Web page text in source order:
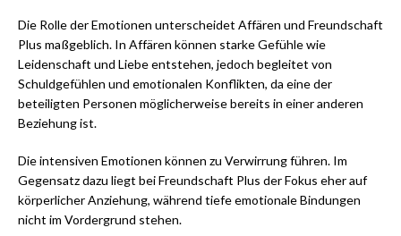
Die Rolle der Emotionen unterscheidet Affären und Freundschaft
Plus maßgeblich. In Affären können starke Gefühle wie
Leidenschaft und Liebe entstehen, jedoch begleitet von
Schuldgefühlen und emotionalen Konflikten, da eine der
beteiligten Personen möglicherweise bereits in einer anderen
Beziehung ist.
Die intensiven Emotionen können zu Verwirrung führen. Im
Gegensatz dazu liegt bei Freundschaft Plus der Fokus eher auf
körperlicher Anziehung, während tiefe emotionale Bindungen
nicht im Vordergrund stehen.